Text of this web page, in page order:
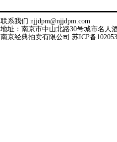
联系我们 njjdpm@njjdpm.com
地址：南京市中山北路30号城市名人
南京经典拍卖有限公司 苏ICP备